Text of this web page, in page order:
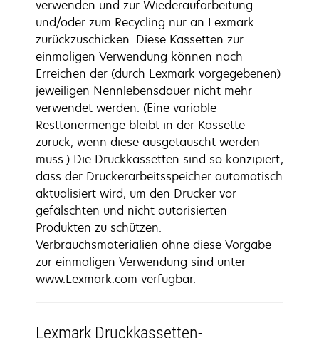
verwenden und zur Wiederaufarbeitung
und/oder zum Recycling nur an Lexmark
zurückzuschicken. Diese Kassetten zur
einmaligen Verwendung können nach
Erreichen der (durch Lexmark vorgegebenen)
jeweiligen Nennlebensdauer nicht mehr
verwendet werden. (Eine variable
Resttonermenge bleibt in der Kassette
zurück, wenn diese ausgetauscht werden
muss.) Die Druckkassetten sind so konzipiert,
dass der Druckerarbeitsspeicher automatisch
aktualisiert wird, um den Drucker vor
gefälschten und nicht autorisierten
Produkten zu schützen.
Verbrauchsmaterialien ohne diese Vorgabe
zur einmaligen Verwendung sind unter
www.Lexmark.com verfügbar.
Lexmark Druckkassetten-